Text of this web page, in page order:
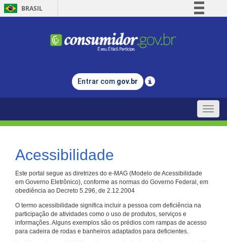
BRASIL
Comunica BR
Legislação
Entrar com gov.br
Toggle
Acessibilidade
Este portal segue as diretrizes do e-MAG (Modelo de Acessibilidade
em Governo Eletrônico), conforme as normas do Governo Federal, em
obediência ao Decreto 5.296, de 2.12.2004
O termo acessibilidade significa incluir a pessoa com deficiência na
participação de atividades como o uso de produtos, serviços e
informações. Alguns exemplos são os prédios com rampas de acesso
para cadeira de rodas e banheiros adaptados para deficientes.